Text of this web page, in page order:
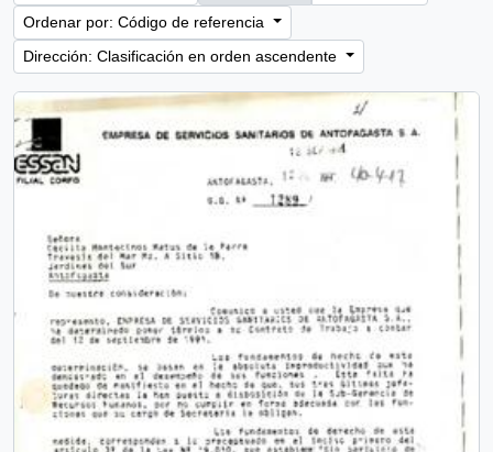
Ordenar por: Código de referencia
Dirección: Clasificación en orden ascendente